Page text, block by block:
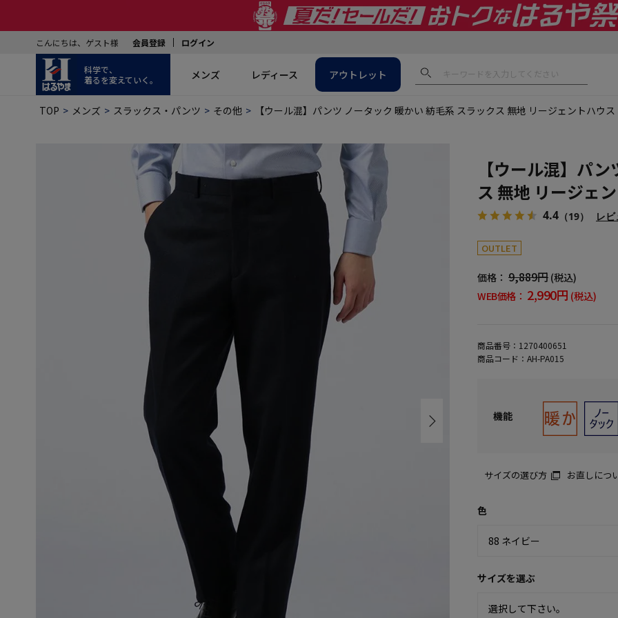
こんにちは、ゲスト様 会員登録 ログイン
科学で、
着るを変えていく。
メンズ レディース アウトレット
TOP メンズ スラックス・パンツ その他 【ウール混】パンツ ノータック 暖かい 紡毛系 スラックス 無地 リージェントハウ
【ウール混】パ
ス 無地 リージェ
4.4 （19） レ
OUTLET
価格： 9,889円 (税込)
WEB価格： 2,990円 (税込)
商品番号： 1270400651
商品コード： AH-PA015
機能
サイズの選び方 お直しにつ
色
サイズを選ぶ